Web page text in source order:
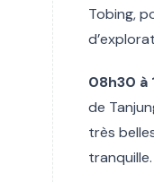
Tobing,
08h30 à
de
très
tranquille.